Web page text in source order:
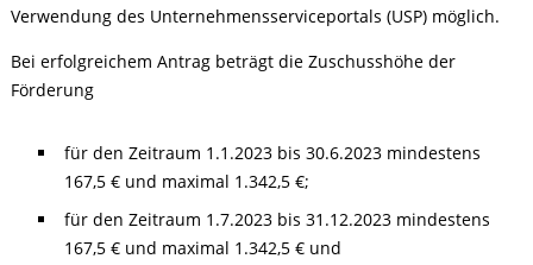
Verwendung des Unternehmensserviceportals (USP) möglich.
Bei erfolgreichem Antrag beträgt die Zuschusshöhe der
Förderung
für den Zeitraum 1.1.2023 bis 30.6.2023 mindestens
167,5 € und maximal 1.342,5 €;
für den Zeitraum 1.7.2023 bis 31.12.2023 mindestens
167,5 € und maximal 1.342,5 € und